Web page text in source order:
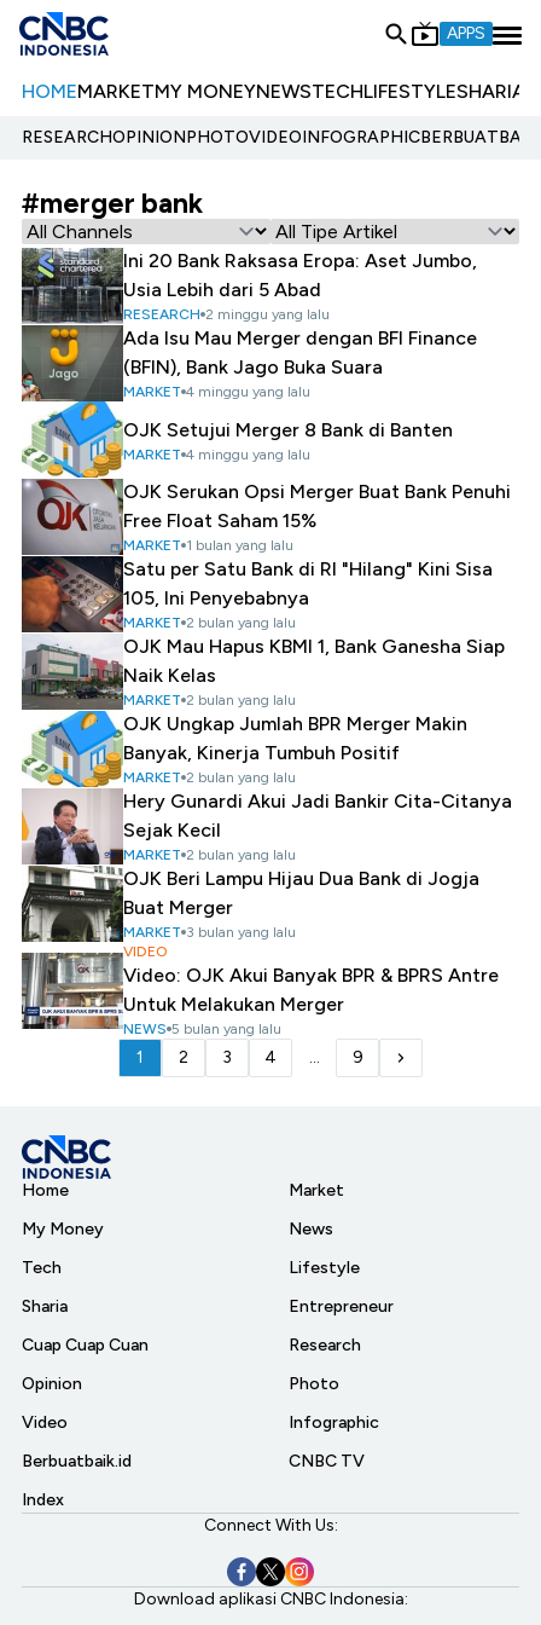
APPS
HOMEMARKETMY MONEYNEWSTECHLIFESTYLESHARIA
RESEARCHOPINIONPHOTOVIDEOINFOGRAPHIC
#merger bank
Ini 20 Bank Raksasa Eropa: Aset Jumbo,
Usia Lebih dari 5 Abad
RESEARCH 2 minggu yang lalu
Ada Isu Mau Merger dengan BFI Finance
(BFIN), Bank Jago Buka Suara
MARKET 4 minggu yang lalu
OJK Setujui Merger 8 Bank di Banten
MARKET 4 minggu yang lalu
OJK Serukan Opsi Merger Buat Bank Penuhi
Free Float Saham 15%
MARKET 1 bulan yang lalu
Satu per Satu Bank di RI "Hilang" Kini Sisa
105, Ini Penyebabnya
MARKET 2 bulan yang lalu
OJK Mau Hapus KBMI 1, Bank Ganesha Siap
Naik Kelas
MARKET 2 bulan yang lalu
OJK Ungkap Jumlah BPR Merger Makin
Banyak, Kinerja Tumbuh Positif
MARKET 2 bulan yang lalu
Hery Gunardi Akui Jadi Bankir Cita-Citanya
Sejak Kecil
MARKET 2 bulan yang lalu
OJK Beri Lampu Hijau Dua Bank di Jogja
Buat Merger
MARKET 3 bulan yang lalu
VIDEO
Video: OJK Akui Banyak BPR & BPRS Antre
Untuk Melakukan Merger
NEWS 5 bulan yang lalu
1 2 3 4 ... 9
Home
My Money
Tech
Sharia
Cuap Cuap Cuan
Opinion
Video
Berbuatbaik.id
Index
Market
News
Lifestyle
Entrepreneur
Research
Photo
Infographic
CNBC TV
Connect With Us:
Download aplikasi CNBC Indonesia: